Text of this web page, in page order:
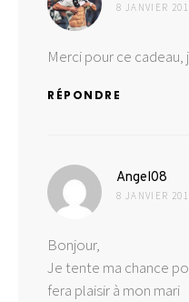
8 JANVIER
Merci pour ce cadeau,
RÉPONDRE
Angel08
8 JANVIER
Bonjour,
Je tente ma chance
fera plaisir à mon mari